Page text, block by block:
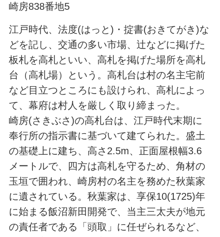
崎房838番地5
江戸時代、法度(はっと)・掟書(おきてがき)な
どを記し、交通の多い市場、辻などに掲げた
板札を高札といい、高札を掲げた場所を高札
台（高札場）という。高札台は村の名主宅前
など目立つところにも設けられ、高札によっ
て、幕府は村人を厳しく取り締まった。
崎房(さきぶさ)の高札台は、江戸時代末期に
奉行所の指示書に基づいて建てられた。盛土
の基礎上に建ち、高さ2.5m、正面屋根幅3.6
メートルで、四方は高札を守るため、角材の
玉垣で囲われ、崎房村の名主を務めた秋葉家
に遺されている。秋葉家は、享保10(1725)年
に始まる飯沼新田開発で、当主三太夫が地元
の責任者である「頭取」に任ぜられるなど、